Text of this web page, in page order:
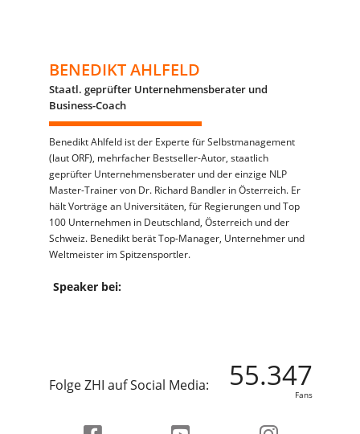
BENEDIKT AHLFELD
Staatl. geprüfter Unternehmensberater und
Business-Coach
Benedikt Ahlfeld ist der Experte für Selbstmanagement
(laut ORF), mehrfacher Bestseller-Autor, staatlich
geprüfter Unternehmensberater und der einzige NLP
Master-Trainer von Dr. Richard Bandler in Österreich. Er
hält Vorträge an Universitäten, für Regierungen und Top
100 Unternehmen in Deutschland, Österreich und der
Schweiz. Benedikt berät Top-Manager, Unternehmer und
Weltmeister im Spitzensportler.
Speaker bei:
Folge ZHI auf Social Media: 55.347
Fans